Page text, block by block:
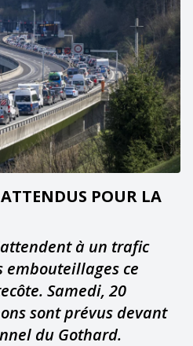
POUR LA
à un trafic
embouteillages ce
Samedi, 20
sont prévus devant
du Gothard.